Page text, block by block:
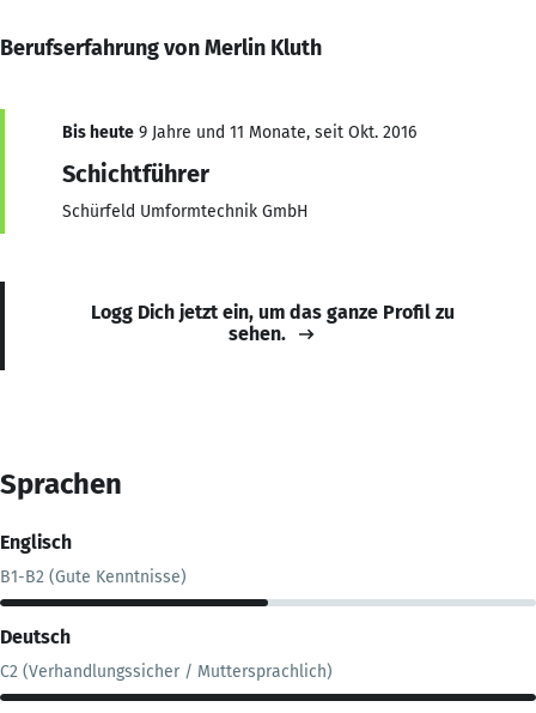
Berufserfahrung von Merlin Kluth
Bis heute 9 Jahre und 11 Monate, seit Okt. 2016
Schichtführer
Schürfeld Umformtechnik GmbH
Logg Dich jetzt ein, um das ganze Profil zu
sehen.
Sprachen
Englisch
B1-B2 (Gute Kenntnisse)
Deutsch
C2 (Verhandlungssicher / Muttersprachlich)